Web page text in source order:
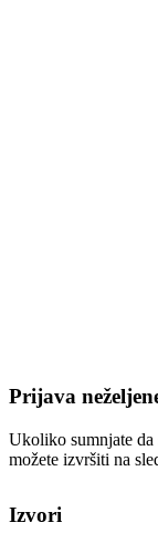
Prijava
Ukoliko sumnjate da
možete izvršiti na
Izvori